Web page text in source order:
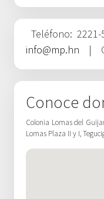
Teléfono:
info@mp.hn |
Conoce
Colonia Lomas del
Lomas Plaza II y I,